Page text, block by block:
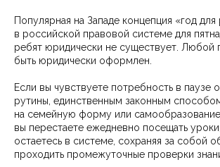
Популярная на Западе концепция «год
в российской правовой системе для
ребят юридически не существует. Любой
быть юридически оформлен.
Если вы чувствуете потребность в паузе
рутины, единственным законным
на семейную форму или
вы перестаете ежедневно посещать
остаетесь в системе, сохраняя за собой
проходить промежуточные проверки